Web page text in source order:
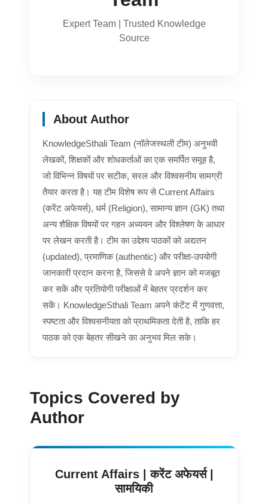
Expert Team | Trusted Knowledge
Source
About Author
KnowledgeSthali Team (नॉलेजस्थली टीम) अनुभवी
लेखकों, शिक्षकों और शोधकर्ताओं का एक समर्पित समूह है,
जो विभिन्न विषयों पर सटीक, सरल और विश्वसनीय सामग्री
तैयार करता है। यह टीम विशेष रूप से Current Affairs
(करेंट अफेयर्स), धर्म (Religion), सामान्य ज्ञान (GK) तथा
अन्य शैक्षिक विषयों पर गहन अध्ययन और विश्लेषण के आधार
पर लेखन करती है। टीम का उद्देश्य पाठकों को अद्यतन
(updated), प्रमाणिक (authentic) और परीक्षा-उपयोगी
जानकारी प्रदान करना है, जिससे वे अपने ज्ञान को मजबूत
कर सकें और प्रतियोगी परीक्षाओं में बेहतर प्रदर्शन कर
सकें। KnowledgeSthali Team अपने कंटेंट में गुणवत्ता,
स्पष्टता और विश्वसनीयता को प्राथमिकता देती है, ताकि हर
पाठक को एक बेहतर सीखने का अनुभव मिल सके।
Topics Covered by
Author
Current Affairs | करेंट अफेयर्स |
सामयिकी